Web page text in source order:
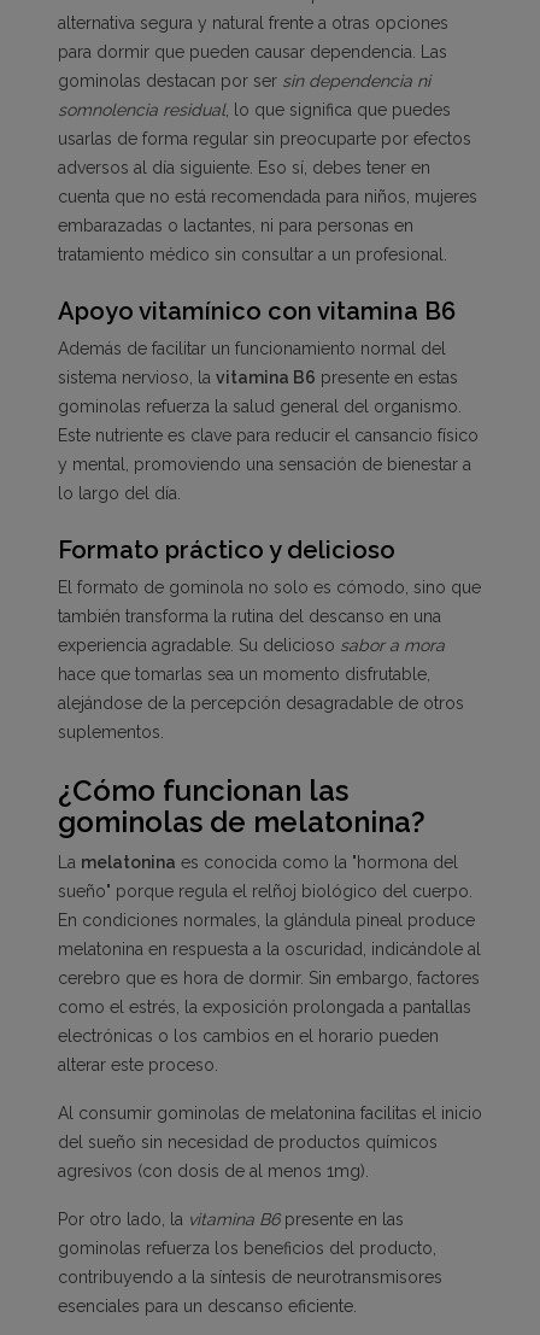
alternativa segura y natural frente a otras opciones
para dormir que pueden causar dependencia. Las
gominolas destacan por ser sin dependencia ni
somnolencia residual, lo que significa que puedes
usarlas de forma regular sin preocuparte por efectos
adversos al día siguiente. Eso sí, debes tener en
cuenta que no está recomendada para niños, mujeres
embarazadas o lactantes, ni para personas en
tratamiento médico sin consultar a un profesional.
Apoyo vitamínico con vitamina B6
Además de facilitar un funcionamiento normal del
sistema nervioso, la vitamina B6 presente en estas
gominolas refuerza la salud general del organismo.
Este nutriente es clave para reducir el cansancio físico
y mental, promoviendo una sensación de bienestar a
lo largo del día.
Formato práctico y delicioso
El formato de gominola no solo es cómodo, sino que
también transforma la rutina del descanso en una
experiencia agradable. Su delicioso sabor a mora
hace que tomarlas sea un momento disfrutable,
alejándose de la percepción desagradable de otros
suplementos.
¿Cómo funcionan las
gominolas de melatonina?
La melatonina es conocida como la "hormona del
sueño" porque regula el relñoj biológico del cuerpo.
En condiciones normales, la glándula pineal produce
melatonina en respuesta a la oscuridad, indicándole al
cerebro que es hora de dormir. Sin embargo, factores
como el estrés, la exposición prolongada a pantallas
electrónicas o los cambios en el horario pueden
alterar este proceso.
Al consumir gominolas de melatonina facilitas el inicio
del sueño sin necesidad de productos químicos
agresivos (con dosis de al menos 1mg).
Por otro lado, la vitamina B6presente en las
gominolas refuerza los beneficios del producto,
contribuyendo a la síntesis de neurotransmisores
esenciales para un descanso eficiente.